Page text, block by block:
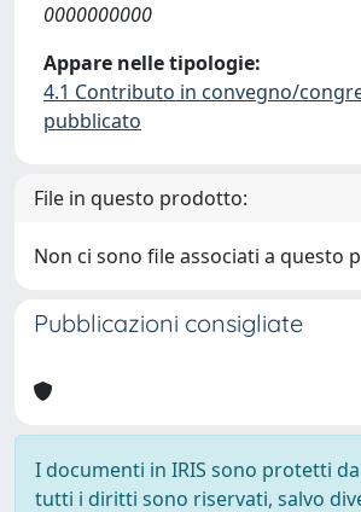
0000000000
Appare nelle tipologie:
4.1 Contributo in convegno/
pubblicato
File in questo prodotto:
Non ci sono file associati a questo
Pubblicazioni consigliate
I documenti in IRIS sono protetti
tutti i diritti sono riservati, salvo